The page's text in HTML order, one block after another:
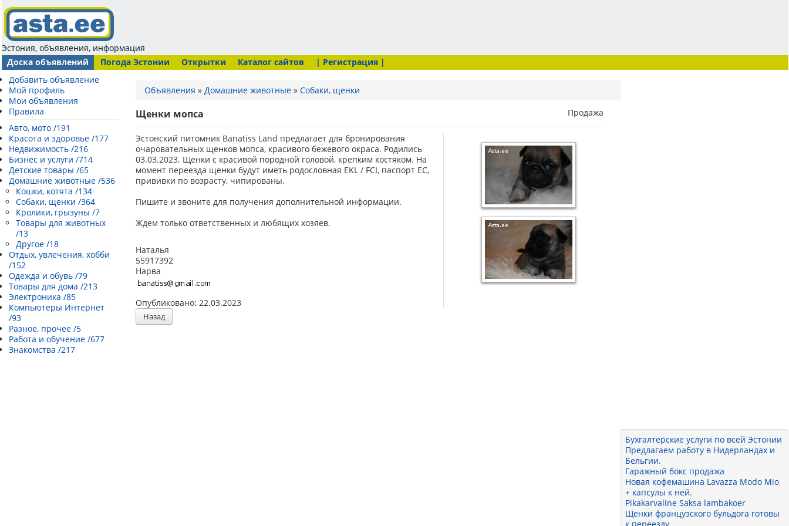
Эстония, объявления, информация
Доска объявлений
Погода Эстонии Открытки Каталог сайтов
| Регистрация |
Добавить объявление
Мой профиль
Мои объявления
Правила
Авто, мото /191
Красота и здоровье /177
Недвижимость /216
Бизнес и услуги /714
Детские товары /65
Домашние животные /536
Кошки, котята /134
Собаки, щенки /364
Кролики, грызуны /7
Товары для животных
/13
Другое /18
Отдых, увлечения, хобби
/152
Одежда и обувь /79
Товары для дома /213
Электроника /85
Компьютеры Интернет
/93
Разное, прочее /5
Работа и обучение /677
Знакомства /217
Объявления »Домашние животные »Собаки, щенки
Щенки мопса Продажа
Эстонский питомник Banatiss Land предлагает для бронирования
очаровательных щенков мопса, красивого бежевого окраса. Родились
03.03.2023. Щенки с красивой породной головой, крепким костяком. На
момент переезда щенки будут иметь родословная EKL / FCI, паспорт ЕС,
прививки по возрасту, чипированы.
Пишите и звоните для получения дополнительной информации.
Ждем только ответственных и любящих хозяев.
Наталья
55917392
Нарва
Опубликовано: 22.03.2023
Назад
Бухгалтерские услуги по всей Эстонии
Предлагаем работу в Нидерландах и
Бельгии.
Гаражный бокс продажа
Новая кофемашина Lavazza Modo Mio
+ капсулы к ней.
Pikakarvaline Saksa lambakoer
Щенки французского бульдога готовы